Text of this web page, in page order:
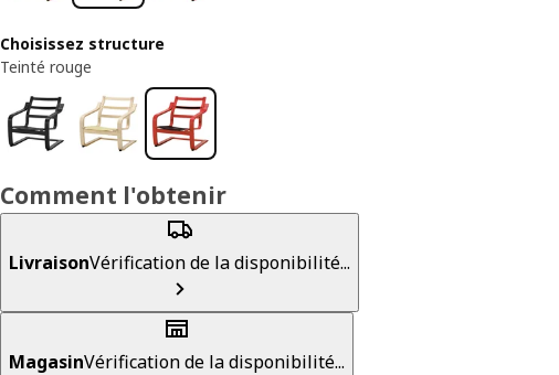
Choisissez structure
Teinté rouge
Comment l'obtenir
LivraisonVérification de la disponibilité...
MagasinVérification de la disponibilité...